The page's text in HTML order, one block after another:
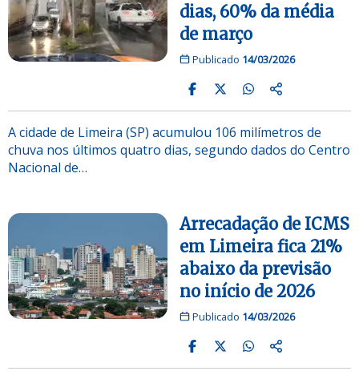
dias, 60% da média
de março
Publicado 14/03/2026
A cidade de Limeira (SP) acumulou 106 milímetros de
chuva nos últimos quatro dias, segundo dados do Centro
Nacional de…
Arrecadação de ICMS
em Limeira fica 21%
abaixo da previsão
no início de 2026
Publicado 14/03/2026